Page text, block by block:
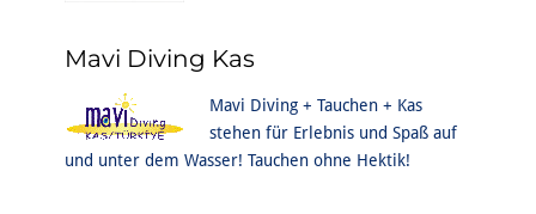
Mavi Diving Kas
Mavi Diving + Tauchen + Kas
stehen für Erlebnis und Spaß auf
und unter dem Wasser! Tauchen ohne Hektik!